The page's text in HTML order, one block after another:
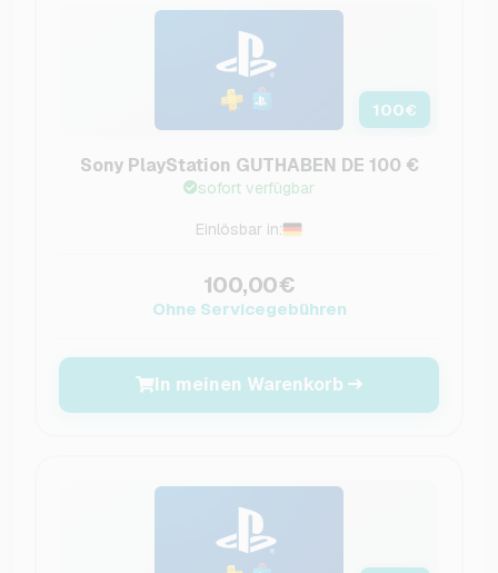
100€
Sony PlayStation GUTHABEN DE 100 €
sofort verfügbar
Einlösbar in:
100,00€
Ohne Servicegebühren
In meinen Warenkorb